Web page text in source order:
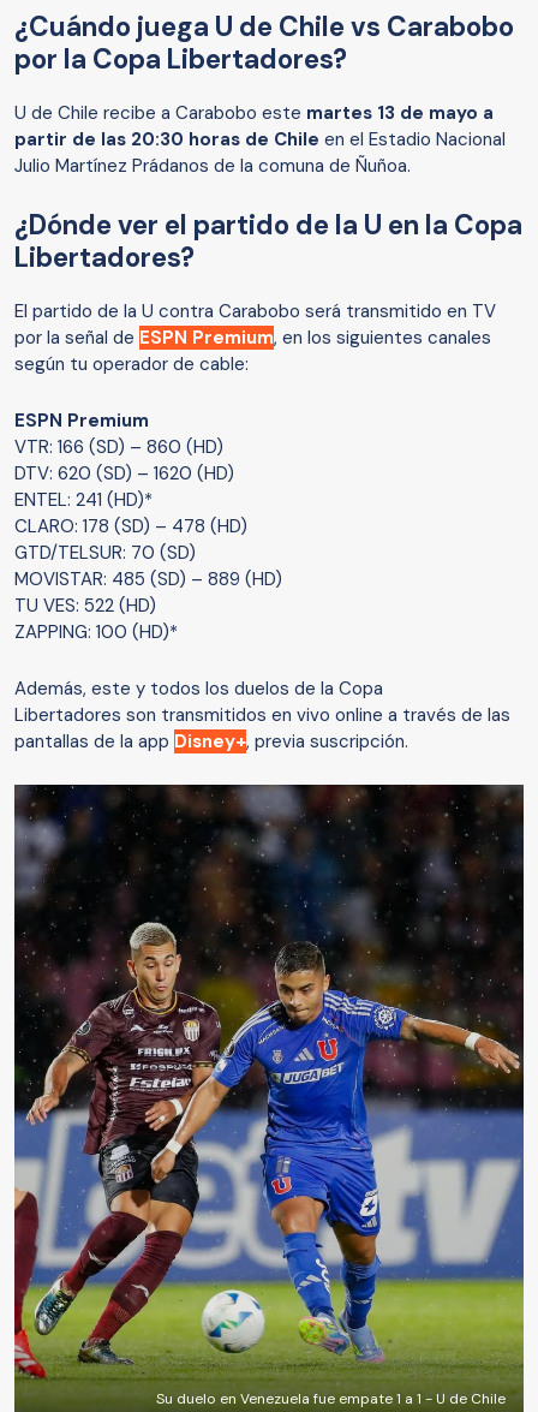
¿Cuándo juega U de Chile vs Carabobo
por la Copa Libertadores?
U de Chile recibe a Carabobo este martes 13 de mayo a
partir de las 20:30 horas de Chile en el Estadio Nacional
Julio Martínez Prádanos de la comuna de Ñuñoa.
¿Dónde ver el partido de la U en la Copa
Libertadores?
El partido de la U contra Carabobo será transmitido en TV
por la señal de ESPN Premium, en los siguientes canales
según tu operador de cable:
ESPN Premium
VTR: 166 (SD) – 860 (HD)
DTV: 620 (SD) – 1620 (HD)
ENTEL: 241 (HD)*
CLARO: 178 (SD) – 478 (HD)
GTD/TELSUR: 70 (SD)
MOVISTAR: 485 (SD) – 889 (HD)
TU VES: 522 (HD)
ZAPPING: 100 (HD)*
Además, este y todos los duelos de la Copa
Libertadores son transmitidos en vivo online a través de las
pantallas de la app Disney+, previa suscripción.
Su duelo en Venezuela fue empate 1 a 1 - U de Chile